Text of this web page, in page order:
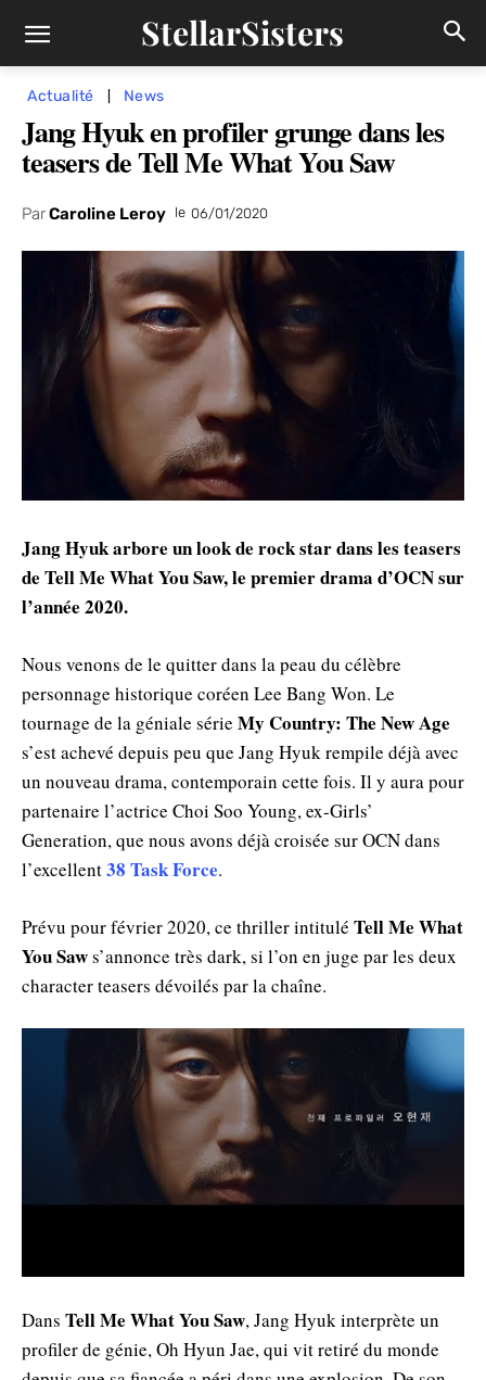
StellarSisters
Actualité News
Jang Hyuk en profiler grunge dans les
teasers de Tell Me What You Saw
ParCaroline Leroy le 06/01/2020
Jang Hyuk arbore un look de rock star dans les teasers
de Tell Me What You Saw, le premier drama d’OCN sur
l’année 2020.
Nous venons de le quitter dans la peau du célèbre
personnage historique coréen Lee Bang Won. Le
tournage de la géniale série My Country: The New Age
s’est achevé depuis peu que Jang Hyuk rempile déjà avec
un nouveau drama, contemporain cette fois. Il y aura pour
partenaire l’actrice Choi Soo Young, ex-Girls’
Generation, que nous avons déjà croisée sur OCN dans
l’excellent38 Task Force.
Prévu pour février 2020, ce thriller intitulé Tell Me What
You Saws’annonce très dark, si l’on en juge par les deux
character teasers dévoilés par la chaîne.
Dans Tell Me What You Saw, Jang Hyuk interprète un
profiler de génie, Oh Hyun Jae, qui vit retiré du monde